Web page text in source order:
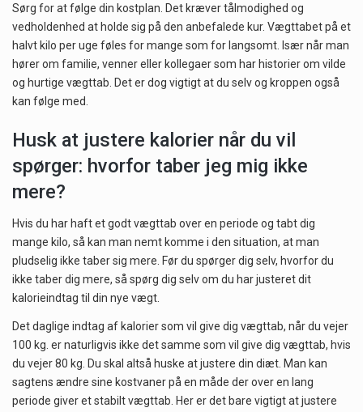
Sørg for at følge din kostplan. Det kræver tålmodighed og
vedholdenhed at holde sig på den anbefalede kur. Vægttabet på et
halvt kilo per uge føles for mange som for langsomt. Især når man
hører om familie, venner eller kollegaer som har historier om vilde
og hurtige vægttab. Det er dog vigtigt at du selv og kroppen også
kan følge med.
Husk at justere kalorier når du vil
spørger: hvorfor taber jeg mig ikke
mere?
Hvis du har haft et godt vægttab over en periode og tabt dig
mange kilo, så kan man nemt komme i den situation, at man
pludselig ikke taber sig mere. Før du spørger dig selv, hvorfor du
ikke taber dig mere, så spørg dig selv om du har justeret dit
kalorieindtag til din nye vægt.
Det daglige indtag af kalorier som vil give dig vægttab, når du vejer
100 kg. er naturligvis ikke det samme som vil give dig vægttab, hvis
du vejer 80 kg. Du skal altså huske at justere din diæt. Man kan
sagtens ændre sine kostvaner på en måde der over en lang
periode giver et stabilt vægttab. Her er det bare vigtigt at justere